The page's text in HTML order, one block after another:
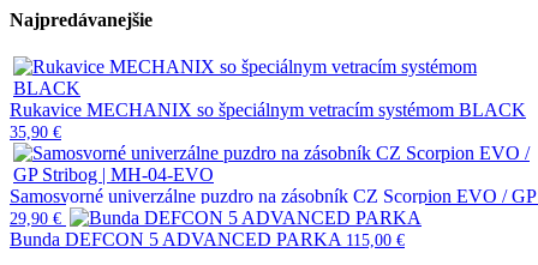
Najpredávanejšie
Rukavice MECHANIX so špeciálnym vetracím systémom BLACK
35,90 €
Samosvorné univerzálne puzdro na zásobník CZ Scorpion EVO /
29,90 €
Bunda DEFCON 5 ADVANCED PARKA 115,00 €